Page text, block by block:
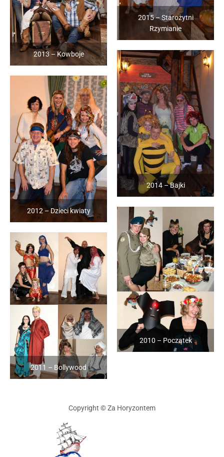
2015 – Starożytni
Rzymianie
2013 – Kowboje
2014 – Bajki
2012 – Dzieci kwiaty
2010 – Początek
2011 – Bollywood
Copyright © Za Horyzontem